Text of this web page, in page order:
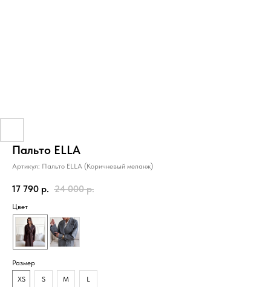
Пальто ELLA
Артикул: Пальто ELLA (Коричневый меланж)
17 790 р. 24 000 р.
Цвет
Размер
XS
S M L